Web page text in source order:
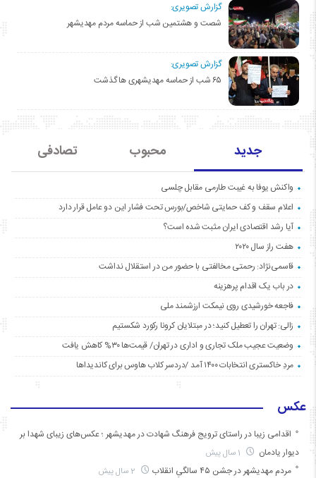
گزارش تصویری:
شصت و هشتمین شب از حماسه مردم مهدیشهر
گزارش تصویری:
۶۵ شب از حماسه مهدیشهری ها گذشت
جدید محبوب تصادفی
واکنش یوفا به غیبت طارمی مقابل چلسی
اعلام سقف و کف حمایتی شاخص/بورس تحت فشار این دو عامل قرار دارد
آیا رشد اقتصادی ایران مثبت شده است؟
هفت راز سال ۲۰۲۰
قاسمی‌نژاد: رحمتی مخالفتی با حضور من در استقلال نداشت
در باب یک اقدام پرهزینه
فاجعه خورشیدی روی نیمکت ارزشمند ملی
زالی: تهران را تعطیل کنید؛ در مبتلایان کرونا رکورد شکستیم
وضعیت عجیب ملک تجاری و اداری در تهران/ قیمت‌ها ۳۰% کاهش یافت
مردِ خاکستری انتخابات ۱۴۰۰ آمد /دردسر کلاب هاوس برای کاندیداها
عکس
اقدامی زیبا در راستای ترویج فرهنگ شهادت در مهدیشهر ؛ عکس‌های زیبای شهدا بر
دیوار یادمان
مردم مهدیشهر در جشن ۴۵ سالگیِ انقلاب